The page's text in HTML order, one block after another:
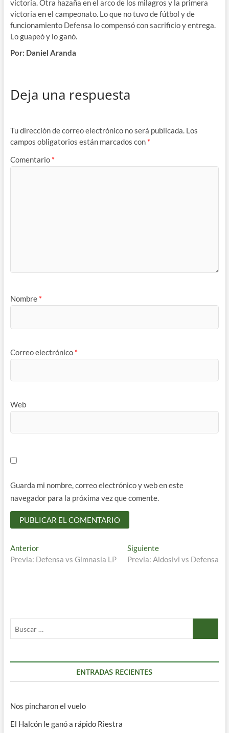
victoria. Otra hazaña en el arco de los milagros y la primera
victoria en el campeonato. Lo que no tuvo de fútbol y de
funcionamiento Defensa lo compensó con sacrificio y entrega.
Lo guapeó y lo ganó.
Por: Daniel Aranda
Deja una respuesta
Tu dirección de correo electrónico no será publicada. Los
campos obligatorios están marcados con *
Comentario *
Nombre *
Correo electrónico *
Web
Guarda mi nombre, correo electrónico y web en este
navegador para la próxima vez que comente.
Navegación
de
AnteriorEntrada
anterior:
Previa: Defensa vs Gimnasia LP
SiguienteEntrada
siguiente:
Previa: Aldosivi vs Defensa
ENTRADAS RECIENTES
Nos pincharon el vuelo
El Halcón le ganó a rápido Riestra